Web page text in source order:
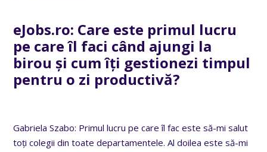
eJobs.ro: Care este primul lucru
pe care îl faci când ajungi la
birou și cum îți gestionezi timpul
pentru o zi productivă?
Gabriela Szabo: Primul lucru pe care îl fac este să-mi salut
toți colegii din toate departamentele. Al doilea este să-mi